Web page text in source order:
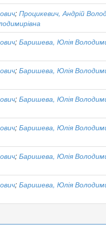
; Процикевич, Андрій
; Баришева, Юлія
; Баришева, Юлія
; Баришева, Юлія
; Баришева, Юлія
; Баришева, Юлія
; Баришева, Юлія